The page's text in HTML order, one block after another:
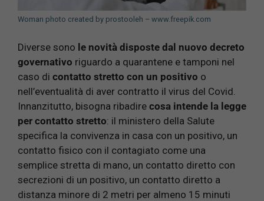
Woman photo created by prostooleh – www.freepik.com
Diverse sono le novità disposte dal nuovo decreto
governativo riguardo a quarantene e tamponi nel
caso di contatto stretto con un positivo o
nell’eventualità di aver contratto il virus del Covid.
Innanzitutto, bisogna ribadire cosa intende la legge
per contatto stretto: il ministero della Salute
specifica la convivenza in casa con un positivo, un
contatto fisico con il contagiato come una
semplice stretta di mano, un contatto diretto con
secrezioni di un positivo, un contatto diretto a
distanza minore di 2 metri per almeno 15 minuti